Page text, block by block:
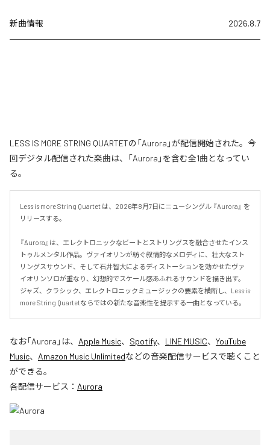
新曲情報 2026.8.7
LESS IS MORE STRING QUARTETの「Aurora」が配信開始された。今
回デジタル配信された楽曲は、「Aurora」を含む全1曲となってい
る。
Less is more String Quartet は、2026年8月7日にニューシングル 『Aurora』 を
リリースする。
『Aurora』は、エレクトロニックなビートとストリングスを融合させたインス
トゥルメンタル作品。ヴァイオリンが紡ぐ叙情的なメロディに、壮大なスト
リングスサウンド、そして石井智大によるディストーションを効かせたヴァ
イオリンソロが重なり、幻想的でスケール感あふれるサウンドを描き出す。
ジャズ、クラシック、エレクトロニックミュージックの要素を横断し、Less is
more String Quartetならではの新たな音楽性を提示する一曲となっている。
なお「Aurora 」は、 Apple Music、 Spotify、 LINE MUSIC、 YouTube
Music、 Amazon Music Unlimitedなどの音楽配信サービスで聴くこと
ができる。
各配信サービス： Aurora